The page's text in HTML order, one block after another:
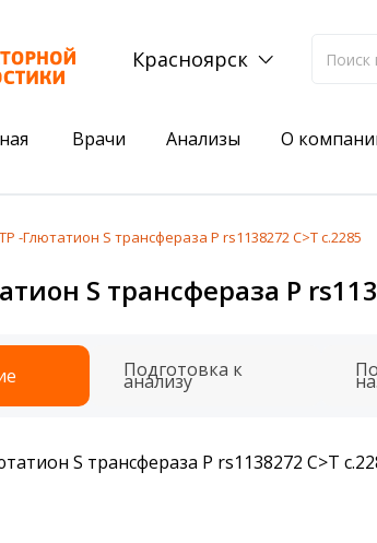
Красноярск
Врачи Анализы О
Акции
Комплексный анализ на
Сдать клеща на анализ для
-Глютатион S трансфераза P rs1138272 C>T c.2285
S трансфераза P
Подготовка к
анализу
S трансфераза P rs1138272 C>T